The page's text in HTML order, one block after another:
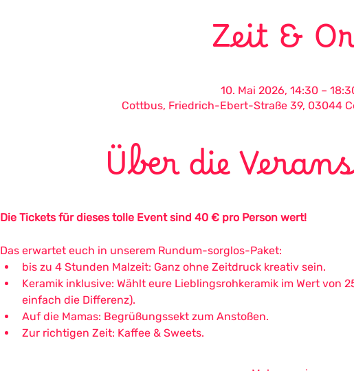
Zeit &
10. Mai 2026, 14:30 –
Cottbus, Friedrich-Ebert-Straße 39, 03044
Über die
Die Tickets für dieses tolle Event sind 40 € pro Person wert!
Das erwartet euch in unserem Rundum-sorglos-Paket:
bis zu 4 Stunden Malzeit: Ganz ohne Zeitdruck kreativ sein.
Keramik inklusive: Wählt eure Lieblingsrohkeramik im Wert von
einfach die Differenz).
Auf die Mamas: Begrüßungssekt zum Anstoßen.
Zur richtigen Zeit: Kaffee & Sweets.